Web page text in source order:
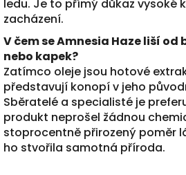
ledu. Je to přímý důkaz vysoké
zacházení.
V čem se Amnesia Haze liší od
nebo kapek?
Zatímco oleje jsou hotové
představují konopí v jeho
Sběratelé a specialisté je
produkt neprošel žádnou
stoprocentně přirozený poměr
ho stvořila samotná příroda.